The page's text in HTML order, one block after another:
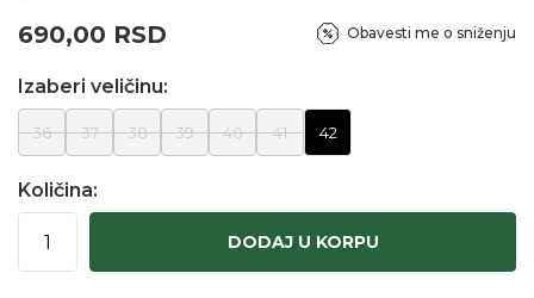
690,00 RSD Obavesti me o sniženju
Izaberi veličinu:
36 37 38 39 40 41 42
Količina:
DODAJ U KORPU